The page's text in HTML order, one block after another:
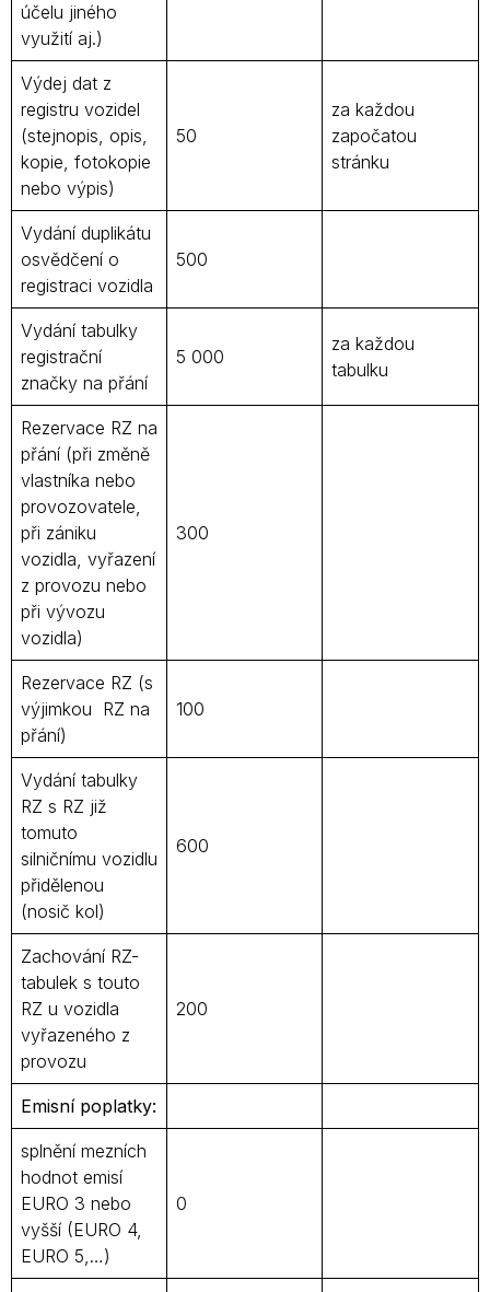
účelu jiného
využití aj.)
Výdej dat z
registru vozidel
(stejnopis, opis,
kopie, fotokopie
nebo výpis)
50
za každou
započatou
stránku
Vydání duplikátu
osvědčení o
registraci vozidla
500
Vydání tabulky
registrační
značky na přání
5 000
za každou
tabulku
Rezervace RZ na
přání (při změně
vlastníka nebo
provozovatele,
při zániku
vozidla, vyřazení
z provozu nebo
při vývozu
vozidla)
300
Rezervace RZ (s
výjimkou RZ na
přání)
100
Vydání tabulky
RZ s RZ již
tomuto
silničnímu vozidlu
přidělenou
(nosič kol)
600
Zachování RZ-
tabulek s touto
RZ u vozidla
vyřazeného z
provozu
200
Emisní poplatky:
splnění mezních
hodnot emisí
EURO 3 nebo
vyšší (EURO 4,
EURO 5,…)
0